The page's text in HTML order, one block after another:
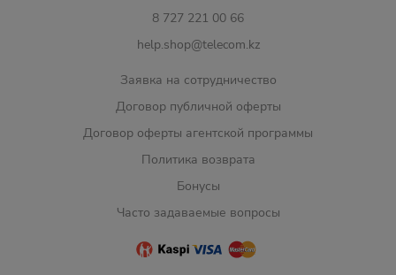
8 727 221 00 66
help.shop@telecom.kz
Заявка на сотрудничество
Договор публичной оферты
Договор оферты агентской программы
Политика возврата
Бонусы
Часто задаваемые вопросы